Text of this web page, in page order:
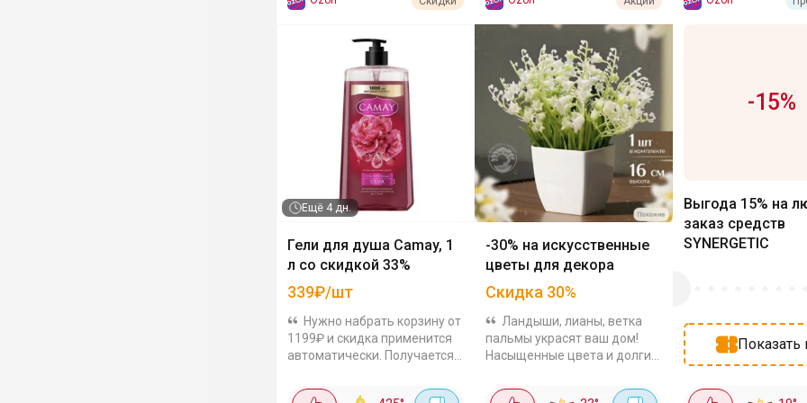
Ещё 4 дн.
Гели для душа Camay, 1
л со скидкой 33%
339₽/шт
Нужно набрать корзину от
1199₽ и скидка применится
автоматически. Получается
акцииПродлится до 12
-30% на искусственные
цветы для декора
Скидка 30%
Ландыши, лианы, ветка
пальмы украсят ваш дом!
Насыщенные цвета и долгий
скидка -30% по промокоду.
-15%
Выгода 15% на
заказ средств
SYNERGETIC
Показать